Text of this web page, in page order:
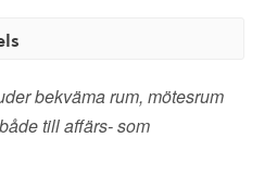
bekväma rum, mötesrum
till affärs- som